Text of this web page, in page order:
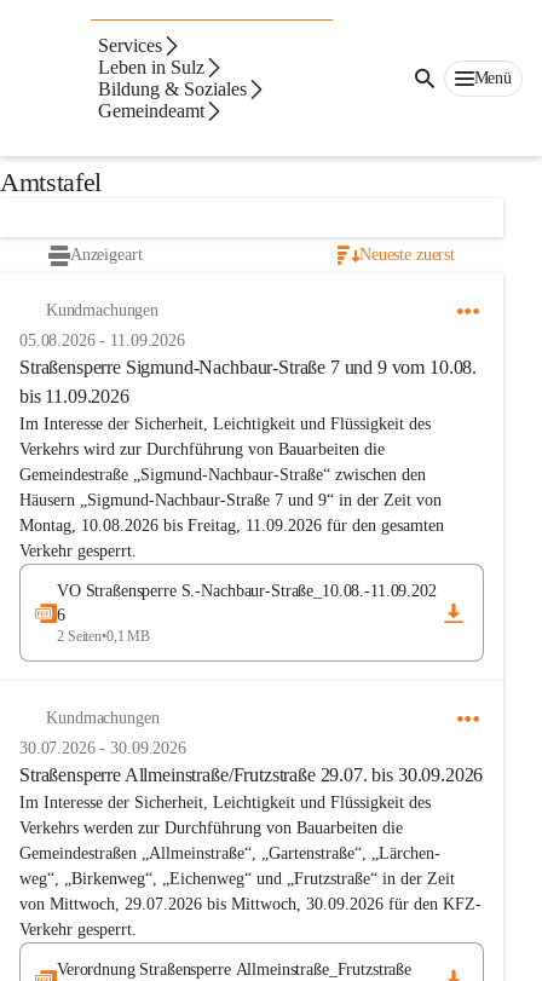
Services
Leben in Sulz
Bildung & Soziales
Gemeindeamt
Menü
Veröffentlichungsporta
Amtstafel
Anzeigeart Neueste zuerst
Kundmachungen
05.08.2026- 11.09.2026
Straßensperre Sigmund-Nachbaur-Straße 7 und 9 vom 10.08.
bis 11.09.2026
Im Interesse der Sicherheit, Leichtigkeit und Flüssigkeit des
Verkehrs wird zur Durchführung von Bauarbeiten die
Gemeindestraße „Sigmund-Nachbaur-Straße“ zwischen den
Häusern „Sigmund-Nachbaur-Straße 7 und 9“ in der Zeit von
Montag, 10.08.2026 bis Freitag, 11.09.2026 für den gesamten
Verkehr gesperrt.
VO Straßensperre S.-Nachbaur-Straße_10.08.-11.09.202
6
2 Seiten•0,1 MB
Kundmachungen
30.07.2026-30.09.2026
Straßensperre Allmeinstraße/Frutzstraße 29.07. bis 30.09.2026
Im Interesse der Sicherheit, Leichtigkeit und Flüssigkeit des
Verkehrs werden zur Durchführung von Bauarbeiten die
Gemeindestraßen „Allmeinstraße“, „Gartenstraße“, „Lärchen-
weg“, „Birkenweg“, „Eichenweg“ und „Frutzstraße“ in der Zeit
von Mittwoch, 29.07.2026 bis Mittwoch, 30.09.2026 für den KFZ-
Verkehr gesperrt.
Verordnung Straßensperre Allmeinstraße_Frutzstraße